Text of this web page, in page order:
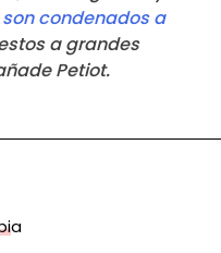
son condenados a
a grandes
Petiot.